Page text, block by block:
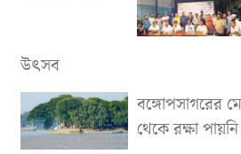
উৎসব
বঙ্গোপসাগরের
থেকে রক্ষা পায়নি